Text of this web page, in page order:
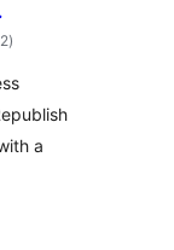
общо
оценки
)
a